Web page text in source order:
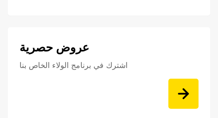
عروض حصرية
اشترك في برنامج الولاء الخاص بنا